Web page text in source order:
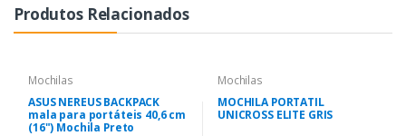
Produtos Relacionados
Mochilas
ASUS NEREUS BACKPACK
mala para portáteis 40,6 cm
(16") Mochila Preto
Mochilas
MOCHILA PORTATIL
UNICROSS ELITE GRIS